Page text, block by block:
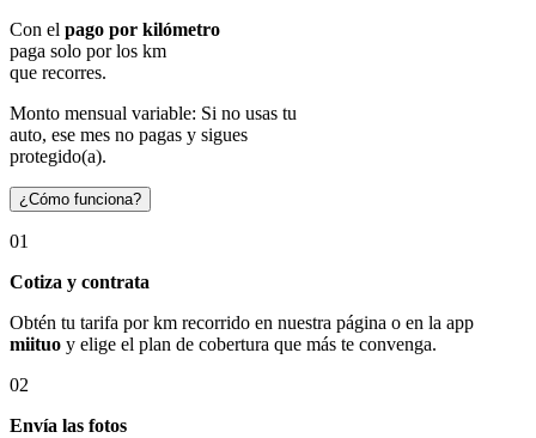
Con el pago por kilómetro
paga solo por los km
que recorres.
Monto mensual variable: Si no usas tu
auto, ese mes no pagas y sigues
protegido(a).
¿Cómo funciona?
01
Cotiza y contrata
Obtén tu tarifa por km recorrido en nuestra página o en la app
miituo y elige el plan de cobertura que más te convenga.
02
Envía las fotos